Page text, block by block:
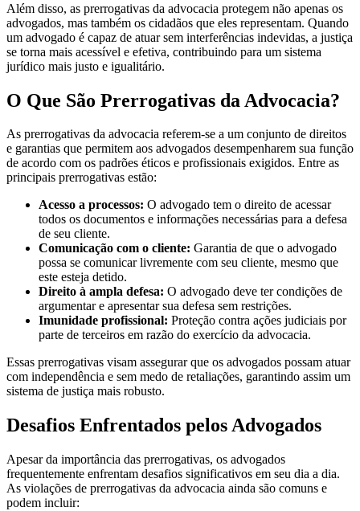
Além disso, as prerrogativas da advocacia protegem não apenas os
advogados, mas também os cidadãos que eles representam. Quando
um advogado é capaz de atuar sem interferências indevidas, a justiça
se torna mais acessível e efetiva, contribuindo para um sistema
jurídico mais justo e igualitário.
O Que São Prerrogativas da Advocacia?
As prerrogativas da advocacia referem-se a um conjunto de direitos
e garantias que permitem aos advogados desempenharem sua função
de acordo com os padrões éticos e profissionais exigidos. Entre as
principais prerrogativas estão:
Acesso a processos: O advogado tem o direito de acessar
todos os documentos e informações necessárias para a defesa
de seu cliente.
Comunicação com o cliente: Garantia de que o advogado
possa se comunicar livremente com seu cliente, mesmo que
este esteja detido.
Direito à ampla defesa: O advogado deve ter condições de
argumentar e apresentar sua defesa sem restrições.
Imunidade profissional: Proteção contra ações judiciais por
parte de terceiros em razão do exercício da advocacia.
Essas prerrogativas visam assegurar que os advogados possam atuar
com independência e sem medo de retaliações, garantindo assim um
sistema de justiça mais robusto.
Desafios Enfrentados pelos Advogados
Apesar da importância das prerrogativas, os advogados
frequentemente enfrentam desafios significativos em seu dia a dia.
As violações de prerrogativas da advocacia ainda são comuns e
podem incluir: